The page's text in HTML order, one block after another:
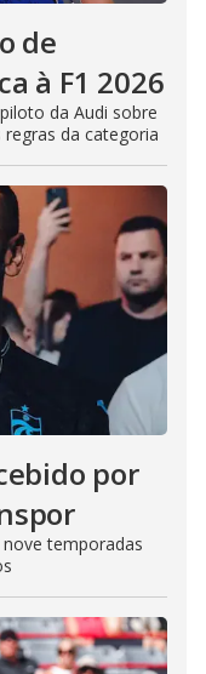
de
à F1 2026
da Audi sobre
da categoria
por
temporadas